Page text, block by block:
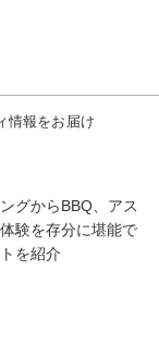
情報をお届け
グからBBQ、アス
験を存分に堪能で
を紹介